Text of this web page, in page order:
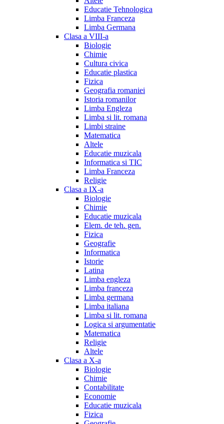
Educatie Tehnologica
Limba Franceza
Limba Germana
Clasa a VIII-a
Biologie
Chimie
Cultura civica
Educatie plastica
Fizica
Geografia romaniei
Istoria romanilor
Limba Engleza
Limba si lit. romana
Limbi straine
Matematica
Altele
Educatie muzicala
Informatica si TIC
Limba Franceza
Religie
Clasa a IX-a
Biologie
Chimie
Educatie muzicala
Elem. de teh. gen.
Fizica
Geografie
Informatica
Istorie
Latina
Limba engleza
Limba franceza
Limba germana
Limba italiana
Limba si lit. romana
Logica si argumentatie
Matematica
Religie
Altele
Clasa a X-a
Biologie
Chimie
Contabilitate
Economie
Educatie muzicala
Fizica